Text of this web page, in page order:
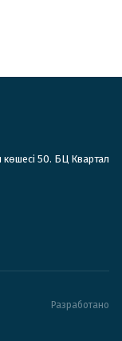
50. БЦ Квартал
Разработано